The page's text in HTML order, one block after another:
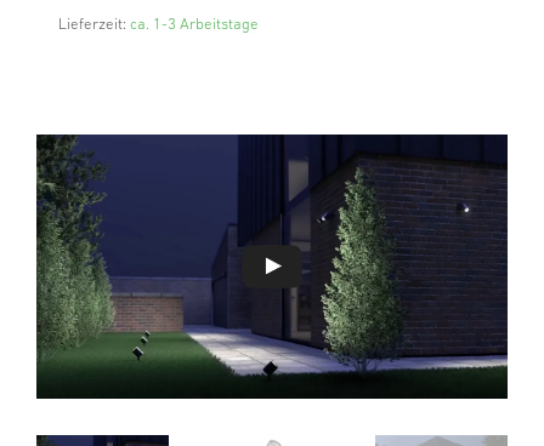
Lieferzeit: ca. 1-3 Arbeitstage